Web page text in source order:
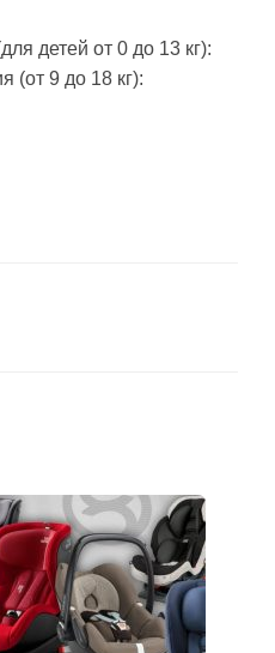
детей от 0 до 13 кг):
(от 9 до 18 кг):